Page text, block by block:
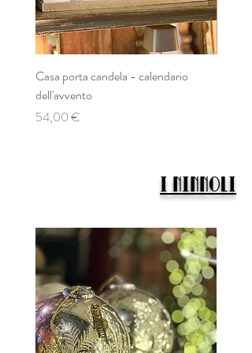
Casa porta candela - calendario
dell'avvento
Prezzo
54,00 €
I NINNOLI